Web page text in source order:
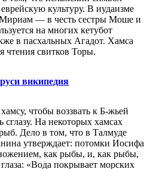
культуру. В иудаизме
Мириам — в честь сестры Моше и
на многих кетубот
в пасхальных Агадот. Хамса
чтения свитков Торы.
википедия
чтобы воззвать к Б-жьей
На некоторых хамсах
Дело в том, что в Талмуде
утверждает: потомки Иосифа
как рыбы, и, как рыбы,
«Вода покрывает морских